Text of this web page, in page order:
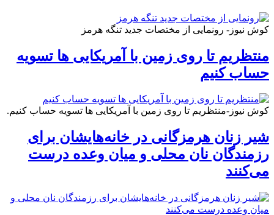
کوش نیوز- رونمایی از مختصات جدید تنگه هرمز
منتظریم تا روی زمین با آمریکایی ها تسویه
حساب کنیم
کوش نیوز-منتظریم تا روی زمین با آمریکایی ها تسویه حساب کنیم.
شیر زنان هرمزگانی در خانه‌هایشان برای
رزمندگان نان محلی و میان وعده درست
می‌کنند